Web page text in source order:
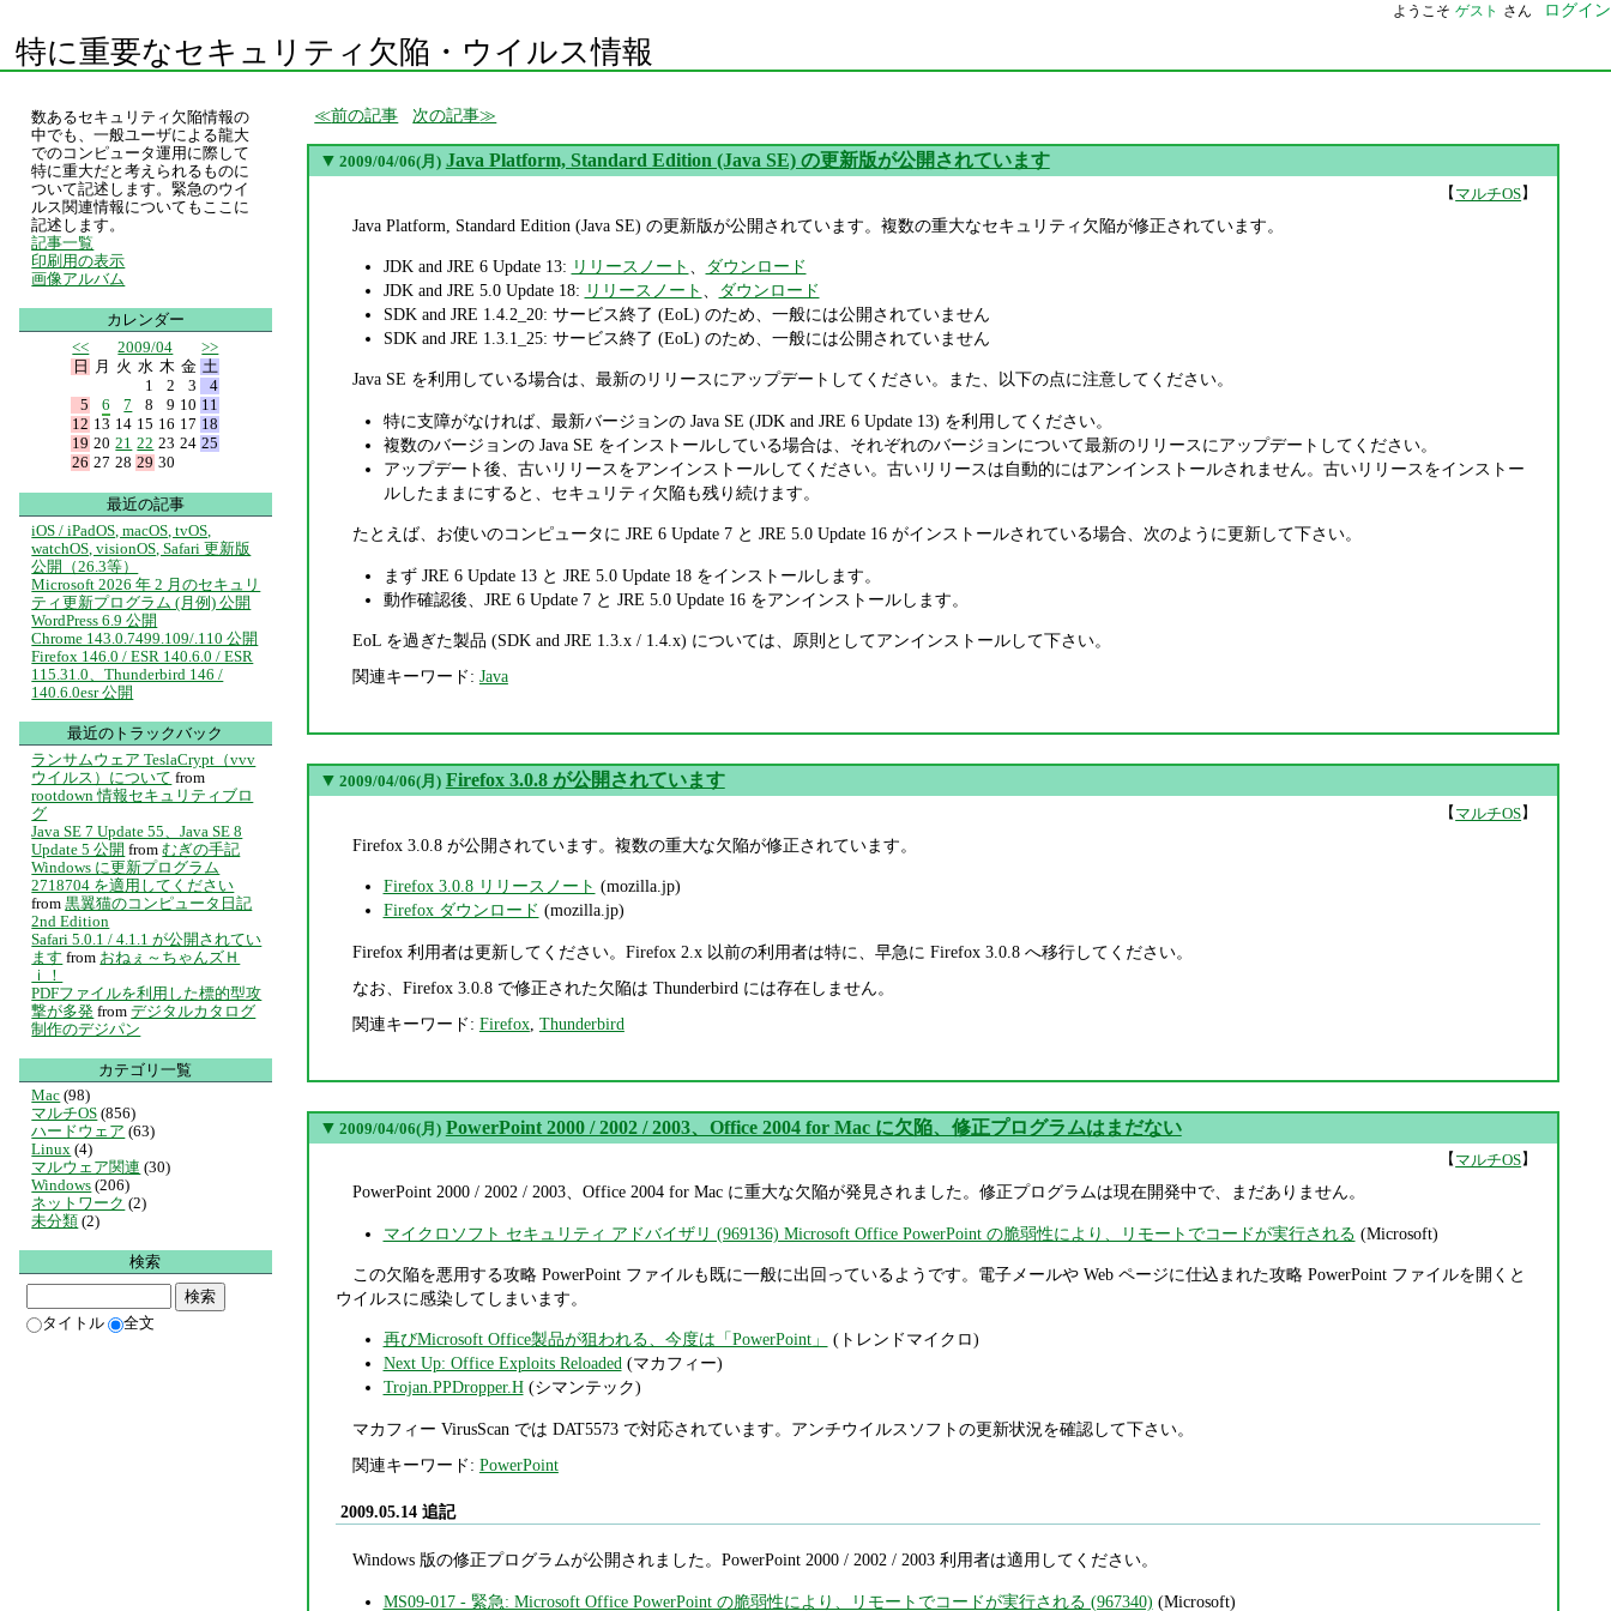
ようこそ ゲスト さん ログイン
特に重要なセキュリティ欠陥・ウイルス情報
前の記事 次の記事
▼ 2009/04/06(月) Java Platform, Standard Edition (Java SE) の更新版が公開されています
【マルチOS】
Java Platform, Standard Edition (Java SE) の更新版が公開されています。複数の重大なセキュリティ欠陥が修正されています。
JDK and JRE 6 Update 13: リリースノート
ダウンロード
JDK and JRE 5.0 Update 18: リリースノート
ダウンロード
SDK and JRE 1.4.2_20: サービス終了 (EoL) のため、一般には公開されていません
SDK and JRE 1.3.1_25: サービス終了 (EoL) のため、一般には公開されていません
Java SE を利用している場合は、最新のリリースにアップデートしてください。また、以下の点に注意してください。
特に支障がなければ、最新バージョンの Java SE (JDK and JRE 6 Update 13) を利用してください。
複数のバージョンの Java SE をインストールしている場合は、それぞれのバージョンについて最新のリリースにアップデートしてください。
アップデート後、古いリリースをアンインストールしてください。古いリリースは自動的にはアンインストールされません。古いリリースをインストー
ルしたままにすると、セキュリティ欠陥も残り続けます。
たとえば、お使いのコンピュータに JRE 6 Update 7 と JRE 5.0 Update 16 がインストールされている場合、次のように更新して下さい。
まず JRE 6 Update 13 と JRE 5.0 Update 18 をインストールします。
動作確認後、JRE 6 Update 7 と JRE 5.0 Update 16 をアンインストールします。
EoL を過ぎた製品 (SDK and JRE 1.3.x / 1.4.x) については、原則としてアンインストールして下さい。
関連キーワード: Java
▼ 2009/04/06(月) Firefox 3.0.8 が公開されています
【マルチOS】
Firefox 3.0.8 が公開されています。複数の重大な欠陥が修正されています。
Firefox 3.0.8 リリースノート (mozilla.jp)
Firefox ダウンロード (mozilla.jp)
Firefox 利用者は更新してください。Firefox 2.x 以前の利用者は特に、早急に Firefox 3.0.8 へ移行してください。
なお、Firefox 3.0.8 で修正された欠陥は Thunderbird には存在しません。
関連キーワード: Firefox, Thunderbird
▼ 2009/04/06(月) PowerPoint 2000 / 2002 / 2003、Office 2004 for Mac に欠陥、修正プログラムはまだない
【 マルチOS】
PowerPoint 2000 / 2002 / 2003、Office 2004 for Mac に重大な欠陥が発見されました。修正プログラムは現在開発中で、まだありません。
マイクロソフト セキュリティ アドバイザリ (969136) Microsoft Office PowerPoint の脆弱性により、リモートでコードが実行される (Microsoft)
この欠陥を悪用する攻略 PowerPoint ファイルも既に一般に出回っているようです。電子メールや Web ページに仕込まれた攻略 PowerPoint ファイルを開くと
ウイルスに感染してしまいます。
再びMicrosoft Office製品が狙われる、今度は「PowerPoint」
(トレンドマイクロ)
Next Up: Office Exploits Reloaded(マカフィー)
Trojan.PPDropper.H(シマンテック)
マカフィー VirusScan では DAT5573 で対応されています。アンチウイルスソフトの更新状況を確認して下さい。
関連キーワード: PowerPoint
2009.05.14 追記
Windows 版の修正プログラムが公開されました。PowerPoint 2000 / 2002 / 2003 利用者は適用してください。
MS09-017 - 緊急: Microsoft Office PowerPoint の脆弱性により、リモートでコードが実行される (967340) (Microsoft)
数あるセキュリティ欠陥情報の
中でも、一般ユーザによる龍大
でのコンピュータ運用に際して
特に重大だと考えられるものに
ついて記述します。緊急のウイ
ルス関連情報についてもここに
記述します。
記事一覧
印刷用の表示
画像アルバム
カレンダー
<<
2009/04
>>
日
月 火 水 木 金 土
1
2 3
4
5
6 7 8 9 10 11
12 13 14 15 16 17 18
19 20 21 22 23 24 25
26 27 28 29 30
最近の記事
iOS / iPadOS, macOS, tvOS,
watchOS, visionOS, Safari 更新版
公開（26.3等）
Microsoft 2026 年 2 月のセキュリ
ティ更新プログラム (月例) 公開
WordPress 6.9 公開
Chrome 143.0.7499.109/.110 公開
Firefox 146.0 / ESR 140.6.0 / ESR
115.31.0、Thunderbird 146 /
140.6.0esr 公開
最近のトラックバック
ランサムウェア TeslaCrypt（vvv
ウイルス）について from
rootdown 情報セキュリティブロ
グ
Java SE 7 Update 55、Java SE 8
Update 5 公開 from むぎの手記
Windows に更新プログラム
2718704 を適用してください
from 黒翼猫のコンピュータ日記
2nd Edition
Safari 5.0.1 / 4.1.1 が公開されてい
ます from おねぇ～ちゃんズＨ
ｉ！
PDFファイルを利用した標的型攻
撃が多発 from デジタルカタログ
制作のデジパン
カテゴリ一覧
Mac (98)
マルチOS (856)
ハードウェア (63)
Linux (4)
マルウェア関連 (30)
Windows (206)
ネットワーク (2)
未分類 (2)
検索
タイトル 全文